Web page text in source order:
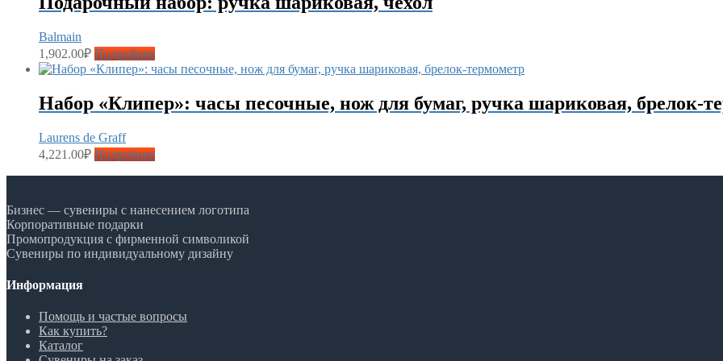
Balmain
1,902.00₽ Подробнее
Набор «Клипер»: часы песочные, нож для бумаг, ручка шариковая, брелок-
Laurens de Graff
4,221.00₽ Подробнее
Бизнес — сувениры с нанесением логотипа
Корпоративные подарки
Промопродукция с фирменной символикой
Сувениры по индивидуальному дизайну
Информация
Помощь и частые вопросы
Как купить?
Каталог